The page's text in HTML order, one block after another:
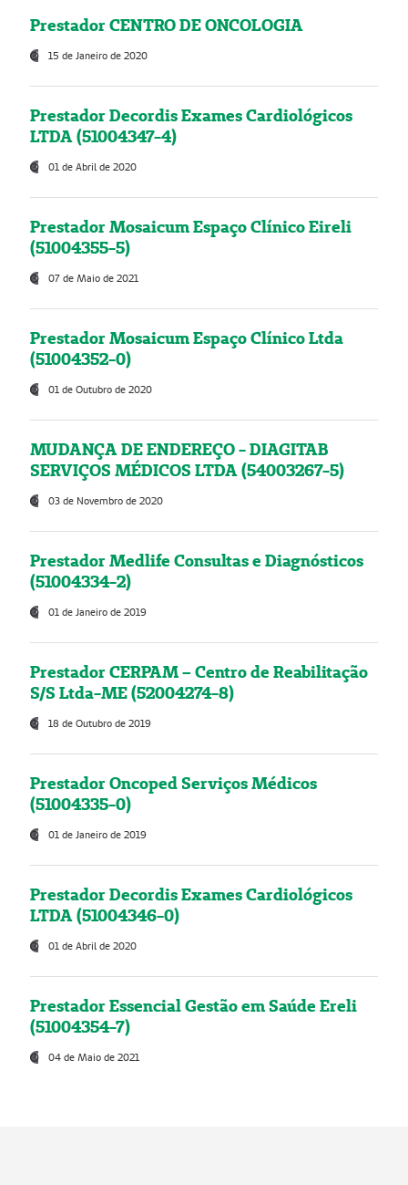
Prestador CENTRO DE ONCOLOGIA
15 de Janeiro de 2020
Prestador Decordis Exames Cardiológicos
LTDA (51004347-4)
01 de Abril de 2020
Prestador Mosaicum Espaço Clínico Eireli
(51004355-5)
07 de Maio de 2021
Prestador Mosaicum Espaço Clínico Ltda
(51004352-0)
01 de Outubro de 2020
MUDANÇA DE ENDEREÇO - DIAGITAB
SERVIÇOS MÉDICOS LTDA (54003267-5)
03 de Novembro de 2020
Prestador Medlife Consultas e Diagnósticos
(51004334-2)
01 de Janeiro de 2019
Prestador CERPAM – Centro de Reabilitação
S/S Ltda-ME (52004274-8)
18 de Outubro de 2019
Prestador Oncoped Serviços Médicos
(51004335-0)
01 de Janeiro de 2019
Prestador Decordis Exames Cardiológicos
LTDA (51004346-0)
01 de Abril de 2020
Prestador Essencial Gestão em Saúde Ereli
(51004354-7)
04 de Maio de 2021